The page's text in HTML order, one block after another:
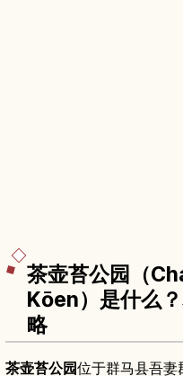
茶壶苔公园（
Kōen）是什么
略
茶壶苔公园位于群马县吾妻